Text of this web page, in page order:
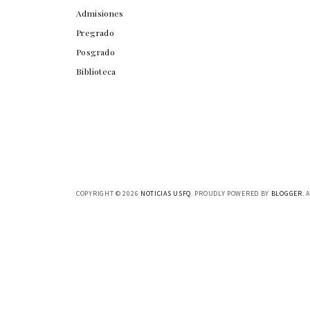
Admisiones
Pregrado
Posgrado
Biblioteca
COPYRIGHT ©2026 NOTICIAS USFQ. PROUDLY POWERED BY BLOGGER.